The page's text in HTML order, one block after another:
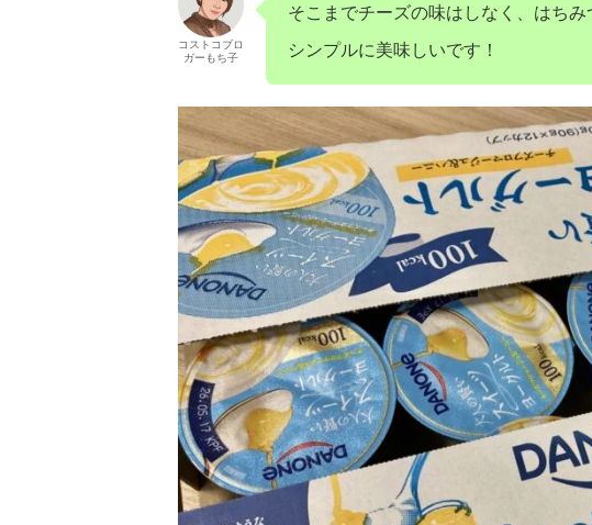
コストコブロ
ガーもち子
そこまでチーズの味はしなく、はち
シンプルに美味しいです！